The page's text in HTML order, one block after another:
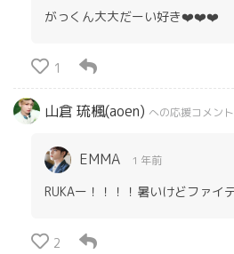
がっくん大大だーい好き❤️❤️❤️
1
山倉 琉楓(aoen) への応援コメント
EMMA 1 年前
2